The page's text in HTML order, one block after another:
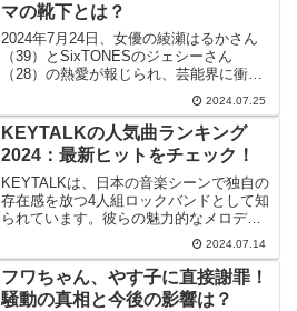
マの靴下とは？
2024年7月24日、女優の綾瀬はるかさん
（39）とSixTONESのジェシーさん
（28）の熱愛が報じられ、芸能界に衝撃
が走りました。国民的女優と人気アイド
ルグループのメンバーという、まさに注
目度抜群のカップル誕生に、SNSは大い
に盛り上が...
2024.07.25
KEYTALKの人気曲ランキング
2024：最新ヒットをチェック！
KEYTALKは、日本の音楽シーンで独自の
存在感を放つ4人組ロックバンドとして知
られています。彼らの魅力的なメロディ
と印象的な歌詞は、多くのファンを魅了
し続けています。2024年現在、KEYTALK
の人気曲はどのようなものなのでしょう
か？最...
2024.07.14
フワちゃん、やす子に直接謝罪！
騒動の真相と今後の影響は？